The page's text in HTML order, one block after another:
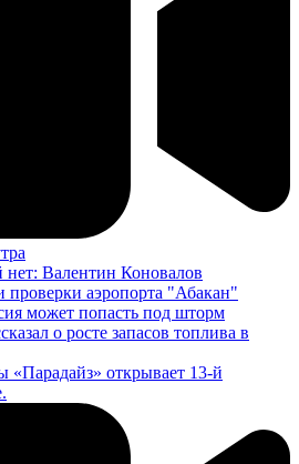
Валентин Коновалов
проверки аэропорта "Абакан"
может попасть под шторм
о росте запасов топлива в
открывает 13-й